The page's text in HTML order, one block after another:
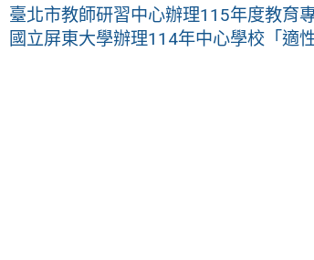
臺北市教師研習中心辦理115年度教育
國立屏東大學辦理114年中心學校「適